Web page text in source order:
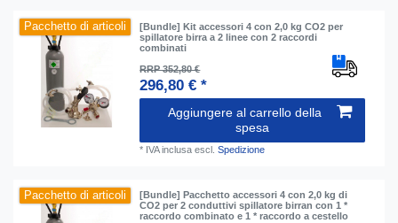
Pacchetto di articoli
[Bundle] Kit accessori 4 con 2,0 kg CO2 per
spillatore birra a 2 linee con 2 raccordi
combinati
RRP 352,80 €
296,80 € *
Aggiungere al carrello della
spesa
* IVA inclusa escl.Spedizione
Pacchetto di articoli
[Bundle] Pacchetto accessori 4 con 2,0 kg di
CO2 per 2 conduttivi spillatore birran con 1 *
raccordo combinato e 1 * raccordo a cestello